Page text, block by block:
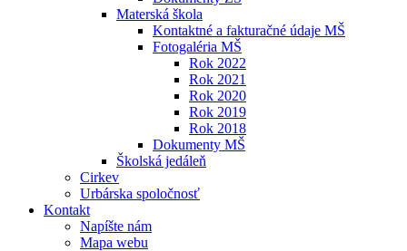
Materská škola
Kontaktné a fakturačné údaje MŠ
Fotogaléria MŠ
Rok 2022
Rok 2021
Rok 2020
Rok 2019
Rok 2018
Dokumenty MŠ
Školská jedáleň
Cirkev
Urbárska spoločnosť
Kontakt
Napíšte nám
Mapa webu